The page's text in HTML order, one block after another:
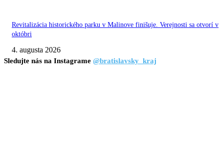
Revitalizácia historického parku v Malinove finišuje. Verejnosti sa otvorí v
októbri
4. augusta 2026
Sledujte nás na Instagrame @bratislavsky_kraj